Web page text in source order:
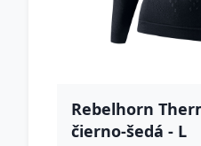
Rebelhorn
čierno-šedá - L